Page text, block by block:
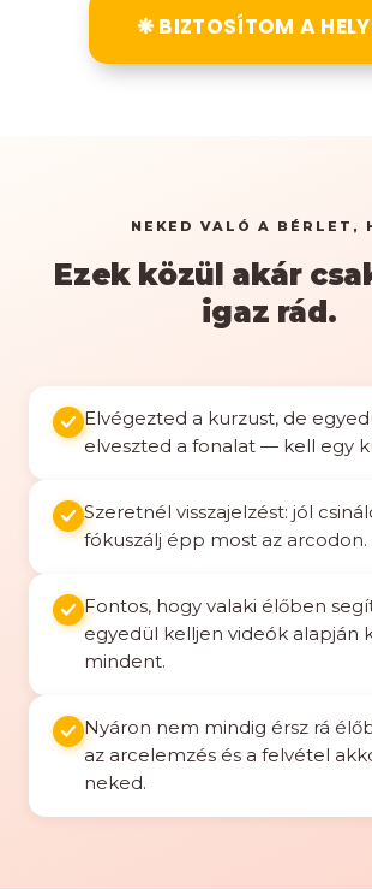
❋ BIZTOSÍTOM A
NEKED VALÓ A BÉRLET,
Ezek közül akár
igaz rád.
Elvégezted a kurzust, de
elveszted a fonalat — kell egy
Szeretnél visszajelzést: jól
fókuszálj épp most az arcodon.
Fontos, hogy valaki élőben
egyedül kelljen videók alapján
mindent.
Nyáron nem mindig érsz rá
az arcelemzés és a felvétel
neked.